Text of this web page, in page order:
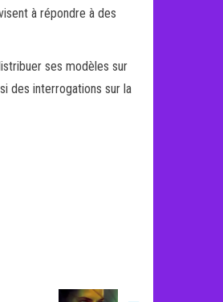
à répondre à des
ses modèles sur
des interrogations sur la